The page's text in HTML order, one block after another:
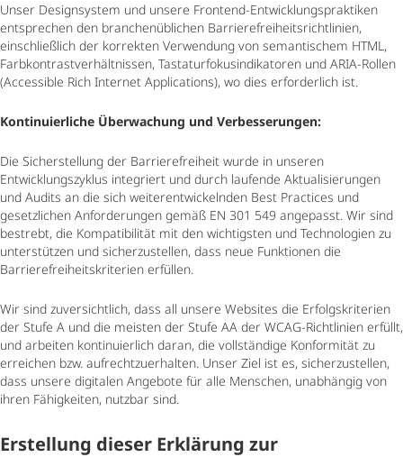
Unser Designsystem und unsere Frontend-Entwicklungspraktiken
entsprechen den branchenüblichen Barrierefreiheitsrichtlinien,
einschließlich der korrekten Verwendung von semantischem HTML,
Farbkontrastverhältnissen, Tastaturfokusindikatoren und ARIA-Rollen
(Accessible Rich Internet Applications), wo dies erforderlich ist.
Kontinuierliche Überwachung und Verbesserungen:
Die Sicherstellung der Barrierefreiheit wurde in unseren
Entwicklungszyklus integriert und durch laufende Aktualisierungen
und Audits an die sich weiterentwickelnden Best Practices und
gesetzlichen Anforderungen gemäß EN 301 549 angepasst. Wir sind
bestrebt, die Kompatibilität mit den wichtigsten und Technologien zu
unterstützen und sicherzustellen, dass neue Funktionen die
Barrierefreiheitskriterien erfüllen.
Wir sind zuversichtlich, dass all unsere Websites die Erfolgskriterien
der Stufe A und die meisten der Stufe AA der WCAG-Richtlinien erfüllt,
und arbeiten kontinuierlich daran, die vollständige Konformität zu
erreichen bzw. aufrechtzuerhalten. Unser Ziel ist es, sicherzustellen,
dass unsere digitalen Angebote für alle Menschen, unabhängig von
ihren Fähigkeiten, nutzbar sind.
Erstellung dieser Erklärung zur